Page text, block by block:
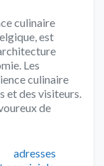
culinaire
est
Les
culinaire
et des visiteurs.
de
Tags
adresses